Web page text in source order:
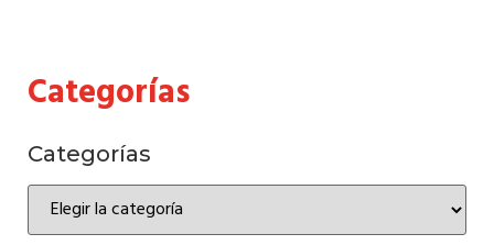
Categorías
Categorías